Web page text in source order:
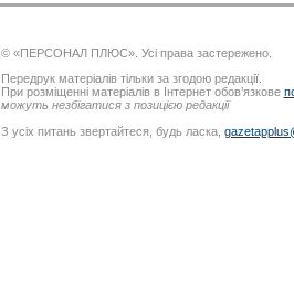
© «ПЕРСОНАЛ ПЛЮС». Усі права застережено.
Передрук матеріалів тільки за згодою редакції.
При розміщенні матеріалів в Інтернет обов’язкове
можуть незбігатися з позицією редакції
З усіх питань звертайтеся, будь ласка,